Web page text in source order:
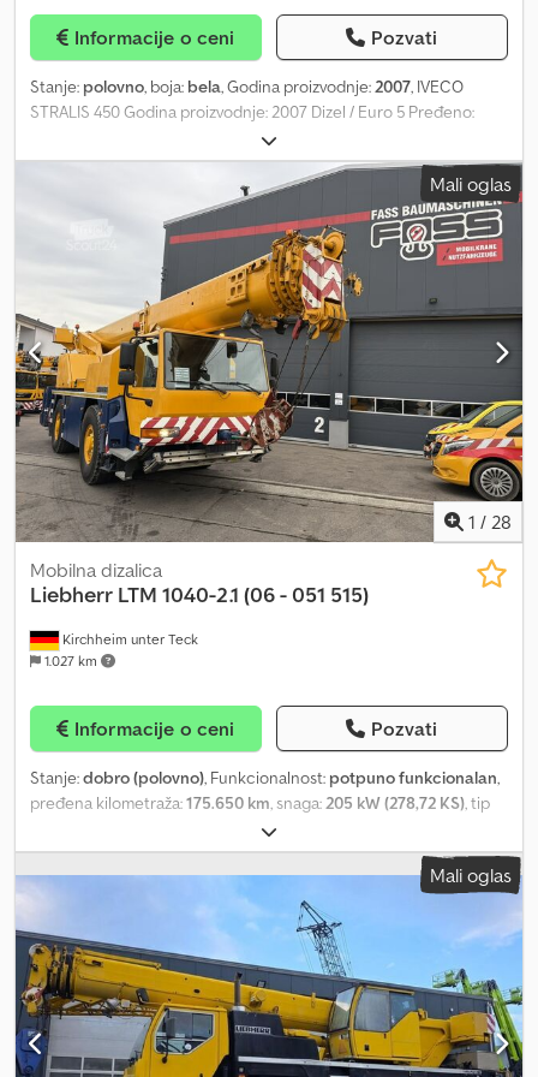
skidajuću opremu. Sa lagerom od preko 50 kamiona i preko 150
sanduka, kontejnera sa i bez skidajuće dizalice, spremnih za
preporučuje da proverite tačnost podataka sa prodajnim
osobljem.
Informacije o ceni Pozvati
Stanje: polovno, boja: bela, Godina proizvodnje:2007, IVECO
STRALIS 450 Godina proizvodnje: 2007 Dizel / Euro 5 Pređeno:
631.600 km Manualni menjač / Zapremina motora: 10.308 cm³ / 332
kW Crjdpfxswpwl Ao Ahasf Dozvoljena ukupna masa: 26.000 kg
Nosivost: 10.500 kg Međuosovinsko rastojanje: 4.500 mm Uklonjivi
sistem tovara (scarrabile) TAM T25-64 mm, pogodan za sanduke
dužine od 7.200 mm do 5.500 mm Kamion sa klimom
Mali oglas
1 / 28
Kirchheim unter Teck
1.027 km
Mobilna dizalica
Liebherr LTM 1040-2.1 (06 - 051 515)
Informacije o ceni Pozvati
Stanje:dobro (polovno), Funkcionalnost: potpuno funkcionalan,
pređena kilometraža:175.650 km, snaga:205 kW (278,72 KS), tip
, vrsta goriva:dizel
29.000 kg, dimenzija gume:445/95 R25, konfiguracija osovina:
4x4, broj sedišta:2, prva registracija:05/2006, emisioni razred:
, suspencija: hidraulika
2006
, broj mašine/vozila:
W092725006EL05016, Oprema:
ABS, diferencijalna blokada,
dizalica, grejač za parkiranje, kabina, pogon na sve točkove,
retarder, ugrađeni računar, LOKACIJA: D - 73230 Kirchheim
unter Teck - Liebherr LTM 1040-2.1 | Radni broj: 051 515 - Nosivost:
40 t / 2,50 m / 75% - Godina proizvodnje: 2006 - Teleskopski kran:
Mali oglas